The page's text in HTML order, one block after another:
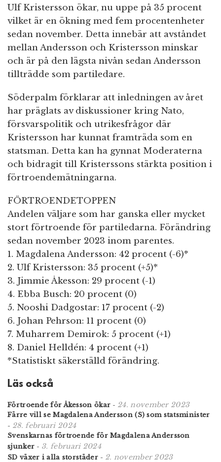
Ulf Kristersson ökar, nu uppe på 35 procent
vilket är en ökning med fem procentenheter
sedan november. Detta innebär att avståndet
mellan Andersson och Kristersson minskar
och är på den lägsta nivån sedan Andersson
tillträdde som partiledare.
Söderpalm förklarar att inledningen av året
har präglats av diskussioner kring Nato,
försvarspolitik och utrikesfrågor där
Kristersson har kunnat framträda som en
statsman. Detta kan ha gynnat Moderaterna
och bidragit till Kristerssons stärkta position i
förtroendemätningarna.
FÖRTROENDETOPPEN
Andelen väljare som har ganska eller mycket
stort förtroende för partiledarna. Förändring
sedan november 2023 inom parentes.
1. Magdalena Andersson: 42 procent (-6)*
2. Ulf Kristersson: 35 procent (+5)*
3. Jimmie Åkesson: 29 procent (-1)
4. Ebba Busch: 20 procent (0)
5. Nooshi Dadgostar: 17 procent (-2)
6. Johan Pehrson: 11 procent (0)
7. Muharrem Demirok: 5 procent (+1)
8. Daniel Helldén: 4 procent (+1)
*Statistiskt säkerställd förändring.
Läs också
Förtroende för Åkesson ökar - 24. november 2023
Färre vill se Magdalena Andersson (S) som statsminister
- 28. februari 2024
Svenskarnas förtroende för Magdalena Andersson
sjunker - 3. februari 2024
SD växer i alla storstäder- 2. november 2023